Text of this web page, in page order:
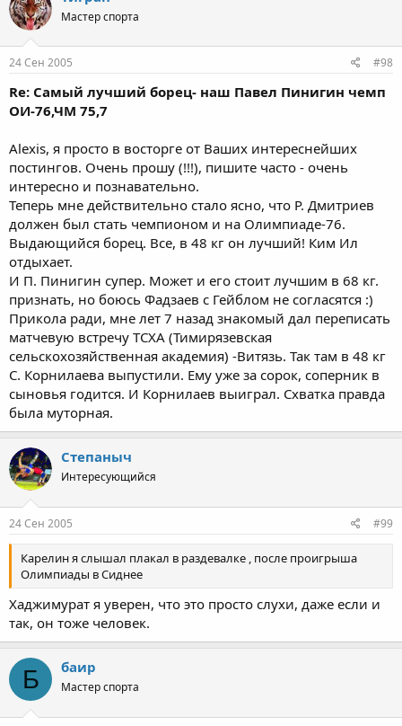
Мастер спорта
24 Сен 2005 #98
Re: Самый лучший борец- наш Павел Пинигин чемп
ОИ-76,ЧМ 75,7
Alexis, я просто в восторге от Ваших интереснейших
постингов. Очень прошу (!!!), пишите часто - очень
интересно и познавательно.
Теперь мне действительно стало ясно, что Р. Дмитриев
должен был стать чемпионом и на Олимпиаде-76.
Выдающийся борец. Все, в 48 кг он лучший! Ким Ил
отдыхает.
И П. Пинигин супер. Может и его стоит лучшим в 68 кг.
признать, но боюсь Фадзаев с Гейблом не согласятся :)
Прикола ради, мне лет 7 назад знакомый дал переписать
матчевую встречу ТСХА (Тимирязевская
сельскохозяйственная академия) -Витязь. Так там в 48 кг
С. Корнилаева выпустили. Ему уже за сорок, соперник в
сыновья годится. И Корнилаев выиграл. Схватка правда
была муторная.
Степаныч
Интересующийся
24 Сен 2005 #99
Карелин я слышал плакал в раздевалке , после проигрыша
Олимпиады в Сиднее
Хаджимурат я уверен, что это просто слухи, даже если и
так, он тоже человек.
Б баир
Мастер спорта